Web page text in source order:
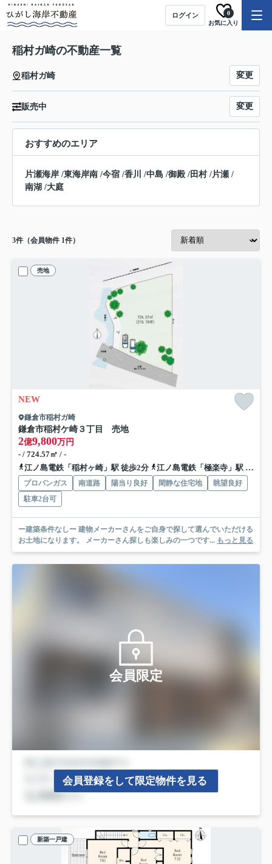
ログイン
お気に入り
0
稲村ガ崎の不動産一覧
稲村ガ崎 変更
販売中 変更
おすすめのエリア
片瀬海岸 /東海岸南 /今宿 /香川 /中島 /御殿 /田村/片瀬 /
南湖 /大庭
3件（会員物件 1件）
売地
NEW
鎌倉市稲村ガ崎
鎌倉市稲村ケ崎３丁目 売地
2億9,800万円
- / 724.57㎡ / -
江ノ島電鉄「稲村ヶ崎」駅 徒歩2分
江ノ島電鉄「極楽寺」駅 徒歩14分
プロパンガス 南道路 陽当り良好 閑静な住宅地
眺望良好
駐車2台可
ー建築条件なしー 建物メーカーさんをご自身で探して選んでいただける
お土地になります。 メーカーさん探しも楽しみの一つです... もっと見る
会員限定
会員登録をして限定物件を見る
新築一戸建